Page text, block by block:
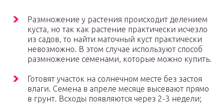
Размножение у растения происходит делением
куста, но так как растение практически исчезло
из садов, то найти маточный куст практически
невозможно. В этом случае используют способ
размножение семенами, которые можно купить.
Готовят участок на солнечном месте без застоя
влаги. Семена в апреле месяце высевают прямо
в грунт. Всходы появляются через 2-3 недели;